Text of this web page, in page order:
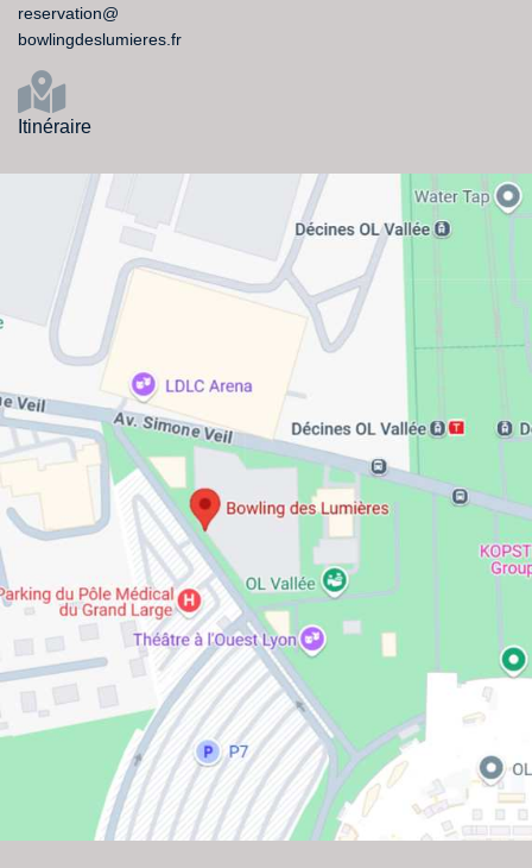
reservation@
bowlingdeslumieres.fr
Itinéraire